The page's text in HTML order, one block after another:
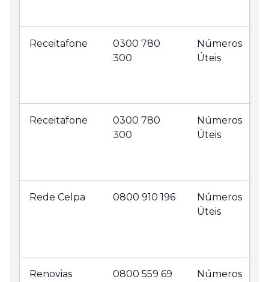
Receitafone
0300 780
300
Números
Úteis
Receitafone
0300 780
300
Números
Úteis
Rede Celpa 0800 910 196
Números
Úteis
Renovias 0800 559 69
Números